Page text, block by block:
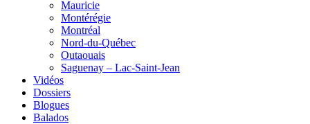
Mauricie
Montérégie
Montréal
Nord-du-Québec
Outaouais
Saguenay – Lac-Saint-Jean
Vidéos
Dossiers
Blogues
Balados